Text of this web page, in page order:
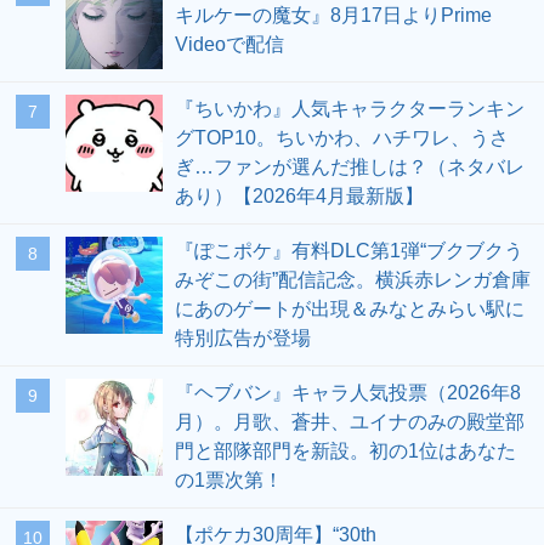
キルケーの魔女』8月17日よりPrime
Videoで配信
7
『ちいかわ』人気キャラクターランキン
グTOP10。ちいかわ、ハチワレ、うさ
ぎ…ファンが選んだ推しは？（ネタバレ
あり）【2026年4月最新版】
8
『ぽこポケ』有料DLC第1弾“ブクブクう
みぞこの街”配信記念。横浜赤レンガ倉庫
にあのゲートが出現＆みなとみらい駅に
特別広告が登場
9
『ヘブバン』キャラ人気投票（2026年8
月）。月歌、蒼井、ユイナのみの殿堂部
門と部隊部門を新設。初の1位はあなた
の1票次第！
10
【ポケカ30周年】“30th